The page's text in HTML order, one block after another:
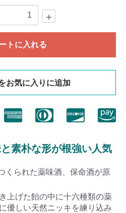
＋
トに入れる
お気に入りに追加
素朴な形が根強い人気
くられた薬味酒、保命酒が原
上げた飴の中に十六種類の薬
優しい天然ニッキを練り込み